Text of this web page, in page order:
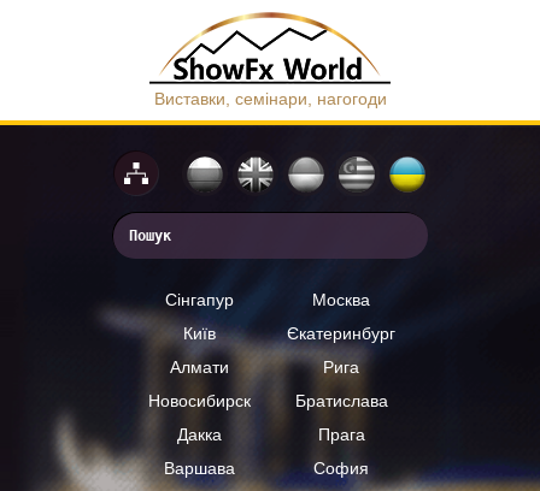
Виставки, семінари, нагогоди
Сінгапур
Москва
Київ
Єкатеринбург
Алмати
Рига
Новосибирск
Братислава
Дакка
Прага
Варшава
София